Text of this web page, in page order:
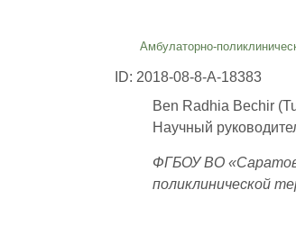
Амбулаторно-
ID: 2018-08-8-A-18383
Ben Radhia Bechir
Научный
ФГБОУ ВО
поликлинической